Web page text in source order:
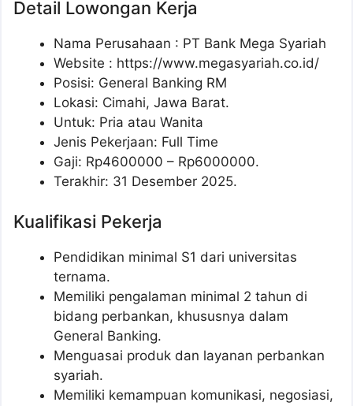
Detail Lowongan Kerja
Nama Perusahaan : PT Bank Mega Syariah
Website : https://www.megasyariah.co.id/
Posisi: General Banking RM
Lokasi: Cimahi, Jawa Barat.
Untuk: Pria atau Wanita
Jenis Pekerjaan: Full Time
Gaji: Rp4600000 – Rp6000000.
Terakhir: 31 Desember 2025.
Kualifikasi Pekerja
Pendidikan minimal S1 dari universitas
ternama.
Memiliki pengalaman minimal 2 tahun di
bidang perbankan, khususnya dalam
General Banking.
Menguasai produk dan layanan perbankan
syariah.
Memiliki kemampuan komunikasi, negosiasi,